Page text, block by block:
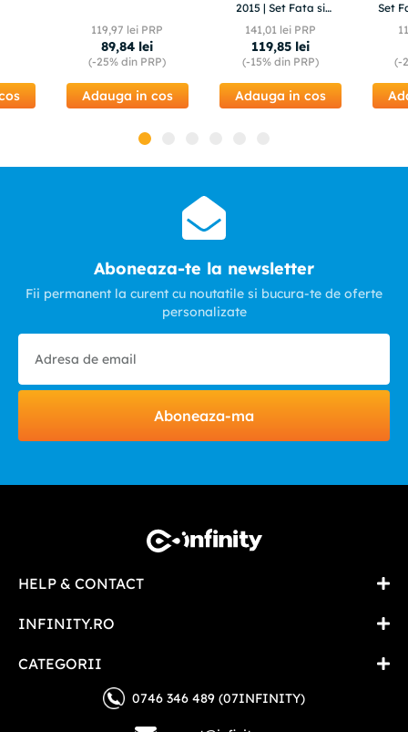
119,97 lei PRP
89,84 lei
(-25% din PRP)
Adauga in cos
2015 | Set Fata si
Spate Flat – TeamCar®
141,01lei PRP
119,85 lei
(-15%din PRP)
Adauga in cos
Set
(-
Aboneaza-te la newsletter
Fii permanent la curent cu noutatile si bucura-te de oferte
personalizate
Aboneaza-ma
HELP & CONTACT
INFINITY.RO
CATEGORII
0746 346 489 (07INFINITY)